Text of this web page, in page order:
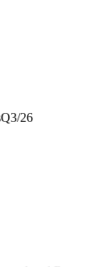
Q3/26